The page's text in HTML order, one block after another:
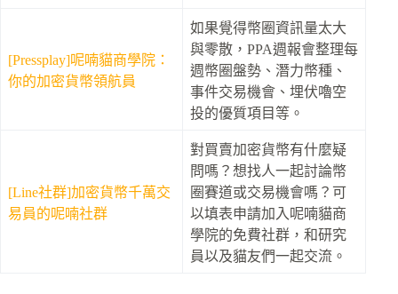
[Pressplay]呢喃貓商學院：
你的加密貨幣領航員
如果覺得幣圈資訊量太大
與零散，PPA週報會整理每
週幣圈盤勢、潛力幣種、
事件交易機會、埋伏嚕空
投的優質項目等。
[Line社群]加密貨幣千萬交
易員的呢喃社群
對買賣加密貨幣有什麼疑
問嗎？想找人一起討論幣
圈賽道或交易機會嗎？可
以填表申請加入呢喃貓商
學院的免費社群，和研究
員以及貓友們一起交流。